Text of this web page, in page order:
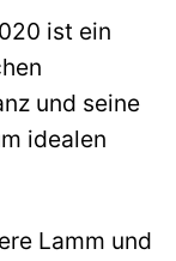
ist ein
und seine
idealen
Lamm und